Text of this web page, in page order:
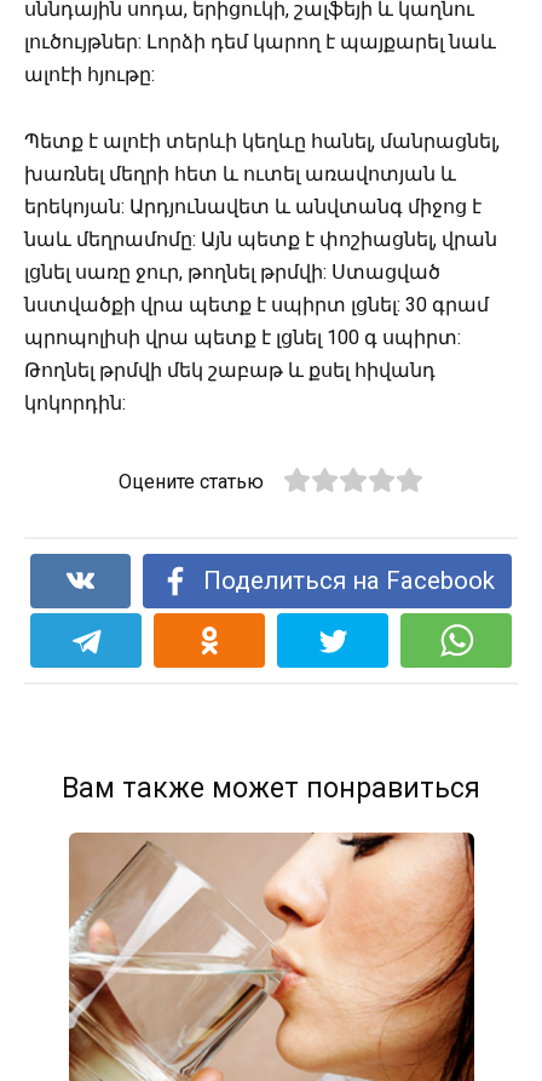
սննդային սոդա, երիցուկի, շալֆեյի և կաղնու
լուծույթներ: Լորձի դեմ կարող է պայքարել նաև
ալոէի հյութը:
Պետք է ալոէի տերևի կեղևը հանել, մանրացնել,
խառնել մեղրի հետ և ուտել առավոտյան և
երեկոյան: Արդյունավետ և անվտանգ միջոց է
նաև մեղրամոմը: Այն պետք է փոշիացնել, վրան
լցնել սառը ջուր, թողնել թրմվի: Ստացված
նստվածքի վրա պետք է սպիրտ լցնել: 30 գրամ
պրոպոլիսի վրա պետք է լցնել 100 գ սպիրտ:
Թողնել թրմվի մեկ շաբաթ և քսել հիվանդ
կոկորդին:
Оцените статью
Поделиться на Facebook
Вам также может понравиться